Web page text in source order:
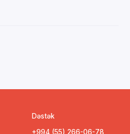
Dəstək
+994 (55) 266-06-78